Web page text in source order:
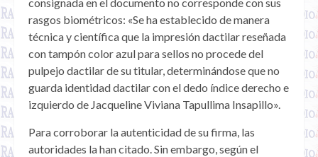
consignada en el documento no corresponde con sus
rasgos biométricos: «Se ha establecido de manera
técnica y científica que la impresión dactilar reseñada
con tampón color azul para sellos no procede del
pulpejo dactilar de su titular, determinándose que no
guarda identidad dactilar con el dedo índice derecho e
izquierdo de Jacqueline Viviana Tapullima Insapillo».
Para corroborar la autenticidad de su firma, las
autoridades la han citado. Sin embargo, según el